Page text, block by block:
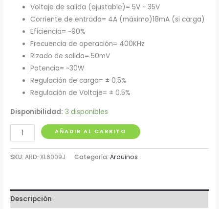
Voltaje de salida (ajustable)= 5V ~ 35V
Corriente de entrada= 4A (máximo)18mA (si carga)
Eficiencia= ~90%
Frecuencia de operación= 400KHz
Rizado de salida= 50mV
Potencia= ~30W
Regulación de carga= ± 0.5%
Regulación de Voltaje= ± 0.5%
Disponibilidad: 3 disponibles
Modulo
Fuente
Elevadora
32V
cantidad
AÑADIR AL CARRITO
SKU:ARD-XL6009J Categoría:Arduinos
Descripción